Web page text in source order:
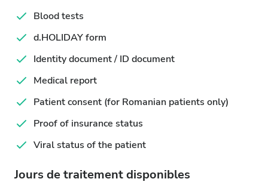
Blood tests
d.HOLIDAY form
Identity document / ID document
Medical report
Patient consent (for Romanian patients only)
Proof of insurance status
Viral status of the patient
Jours de traitement disponibles